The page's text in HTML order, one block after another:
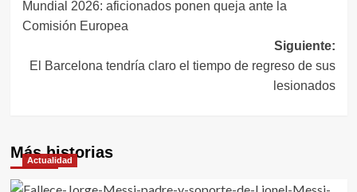
de
entradas
Mundial 2026: aficionados ponen queja ante la
Comisión Europea
Siguiente:
El Barcelona tendría claro el tiempo de regreso de sus
lesionados
Más historias
Actualidad